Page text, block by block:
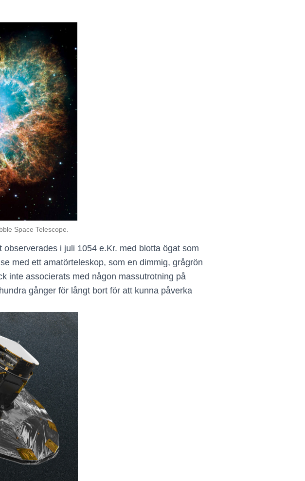
Space Telescope.
i juli 1054 e.Kr. med blotta ögat som
med ett amatörteleskop, som en dimmig, grågrön
inte associerats med någon massutrotning på
gånger för långt bort för att kunna påverka